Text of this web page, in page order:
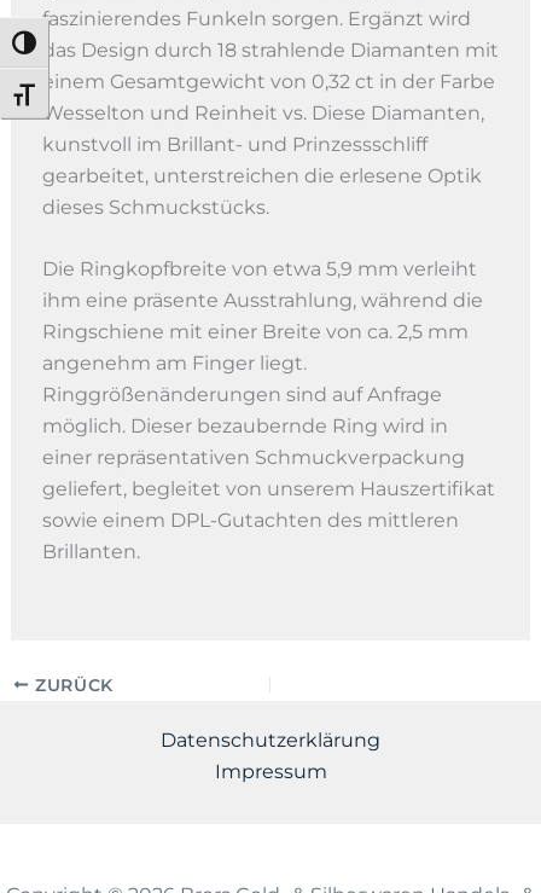
Umschalten auf hohe Kontraste
Schrift vergrößern
faszinierendes Funkeln sorgen. Ergänzt wird
das Design durch 18 strahlende Diamanten mit
einem Gesamtgewicht von 0,32 ct in der Farbe
Wesselton und Reinheit vs. Diese Diamanten,
kunstvoll im Brillant- und Prinzessschliff
gearbeitet, unterstreichen die erlesene Optik
dieses Schmuckstücks.
Die Ringkopfbreite von etwa 5,9 mm verleiht
ihm eine präsente Ausstrahlung, während die
Ringschiene mit einer Breite von ca. 2,5 mm
angenehm am Finger liegt.
Ringgrößenänderungen sind auf Anfrage
möglich. Dieser bezaubernde Ring wird in
einer repräsentativen Schmuckverpackung
geliefert, begleitet von unserem Hauszertifikat
sowie einem DPL-Gutachten des mittleren
Brillanten.
ZURÜCK
Datenschutzerklärung
Impressum